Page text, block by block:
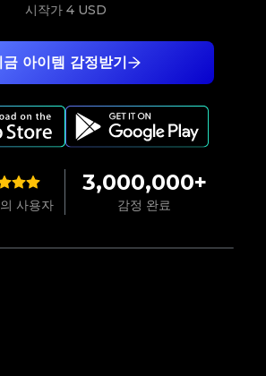
사용자
3,000,000+
감정 완료
금 아이템 감정받기
시작가 4 USD